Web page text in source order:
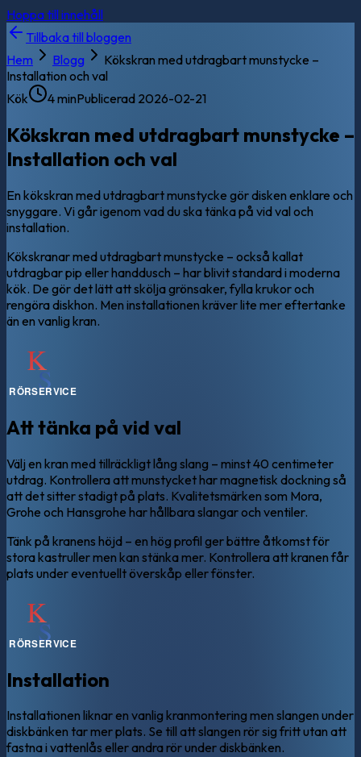
Hoppa till innehåll
Tillbaka till bloggen
Hem
Blogg
Kökskran med utdragbart munstycke –
Installation och val
Kök
4 minPublicerad 2026-02-21
Kökskran med utdragbart munstycke –
Installation och val
En kökskran med utdragbart munstycke gör disken enklare och
snyggare. Vi går igenom vad du ska tänka på vid val och
installation.
Kökskranar med utdragbart munstycke – också kallat
utdragbar pip eller handdusch – har blivit standard i moderna
kök. De gör det lätt att skölja grönsaker, fylla krukor och
rengöra diskhon. Men installationen kräver lite mer eftertanke
än en vanlig kran.
Att tänka på vid val
Välj en kran med tillräckligt lång slang – minst 40 centimeter
utdrag. Kontrollera att munstycket har magnetisk dockning så
att det sitter stadigt på plats. Kvalitetsmärken som Mora,
Grohe och Hansgrohe har hållbara slangar och ventiler.
Tänk på kranens höjd – en hög profil ger bättre åtkomst för
stora kastruller men kan stänka mer. Kontrollera att kranen får
plats under eventuellt överskåp eller fönster.
Installation
Installationen liknar en vanlig kranmontering men slangen under
diskbänken tar mer plats. Se till att slangen rör sig fritt utan att
fastna i vattenlås eller andra rör under diskbänken.